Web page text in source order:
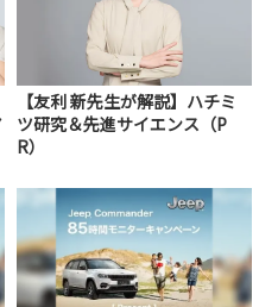
【友利 新先生が解説】ハチミ
ツ研究＆先進サイエンス（P
R）